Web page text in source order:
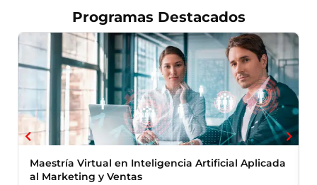
Programas Destacados
Maestría Virtual en Inteligencia Artificial Aplicada
al Marketing y Ventas